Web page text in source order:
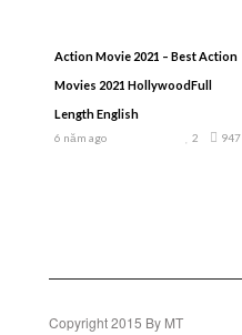
Action Movie 2021 – Best Action
Movies 2021 HollywoodFull
Length English
6 năm ago 947
2
Copyright 2015 By MT